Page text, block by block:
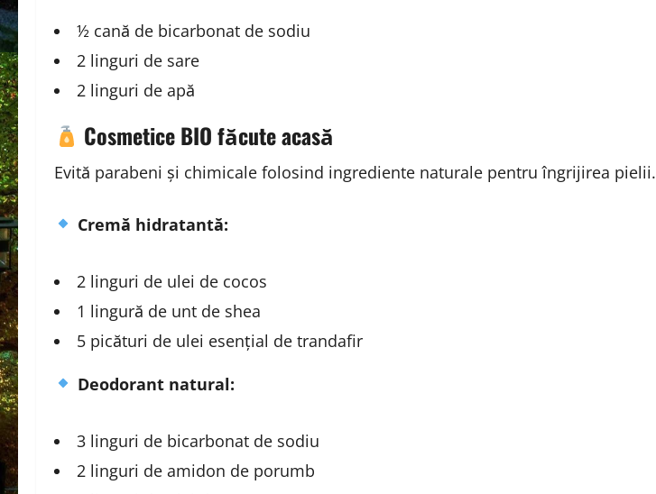
½ cană de bicarbonat de sodiu
2 linguri de sare
2 linguri de apă
Cosmetice BIO făcute acasă
Evită parabeni și chimicale folosind ingrediente naturale pentru îngrijirea pielii.
Cremă hidratantă:
2 linguri de ulei de cocos
1 lingură de unt de shea
5 picături de ulei esențial de trandafir
Deodorant natural:
3 linguri de bicarbonat de sodiu
2 linguri de amidon de porumb